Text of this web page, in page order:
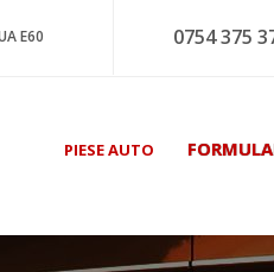
E60 0754 375
PIESE AUTO